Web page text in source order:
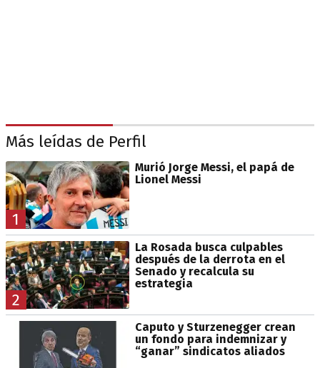
Más leídas de Perfil
1
Murió Jorge Messi, el papá de
Lionel Messi
2
La Rosada busca culpables
después de la derrota en el
Senado y recalcula su
estrategia
Caputo y Sturzenegger crean
un fondo para indemnizar y
“ganar” sindicatos aliados